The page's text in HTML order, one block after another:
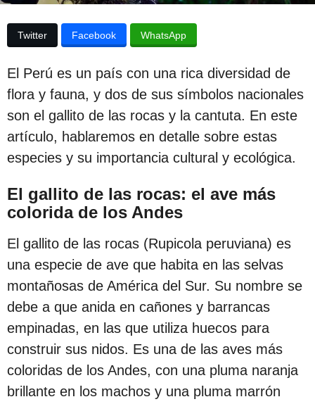
c
i
ó
n
3
ñ
o
s
d
e
s
d
e
l
a
n
Twitter Facebook WhatsApp
El Perú es un país con una rica diversidad de
flora y fauna, y dos de sus símbolos nacionales
son el gallito de las rocas y la cantuta. En este
artículo, hablaremos en detalle sobre estas
especies y su importancia cultural y ecológica.
El gallito de las rocas: el ave más
colorida de los Andes
El gallito de las rocas (Rupicola peruviana) es
una especie de ave que habita en las selvas
montañosas de América del Sur. Su nombre se
debe a que anida en cañones y barrancas
empinadas, en las que utiliza huecos para
construir sus nidos. Es una de las aves más
coloridas de los Andes, con una pluma naranja
brillante en los machos y una pluma marrón